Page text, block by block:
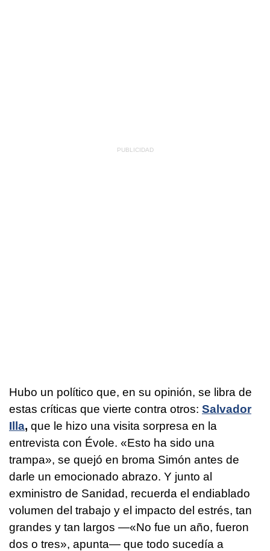
Hubo un político que, en su opinión, se libra de
estas críticas que vierte contra otros: Salvador
Illa, que le hizo una visita sorpresa en la
entrevista con Évole. «Esto ha sido una
trampa», se quejó en broma Simón antes de
darle un emocionado abrazo. Y junto al
exministro de Sanidad, recuerda el endiablado
volumen del trabajo y el impacto del estrés, tan
grandes y tan largos —«No fue un año, fueron
dos o tres», apunta— que todo sucedía a